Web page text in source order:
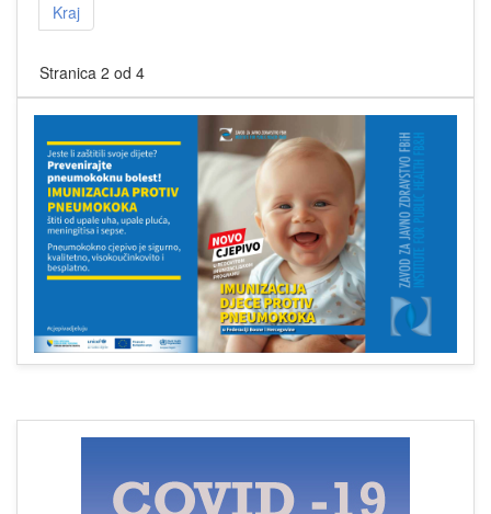
Kraj
Stranica 2 od 4